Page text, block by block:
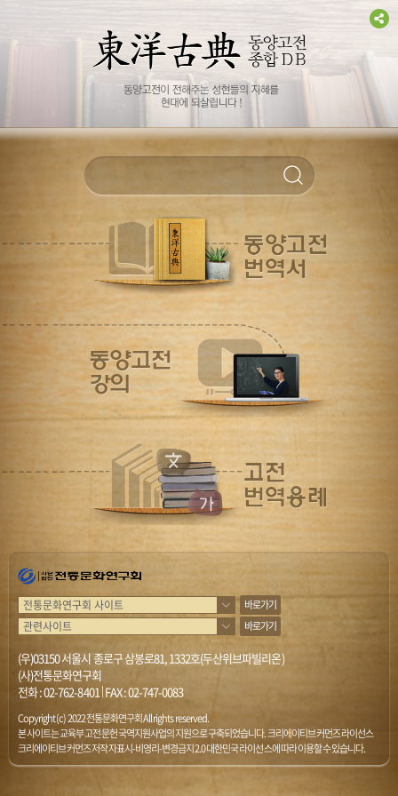
바로가기
바로가기
(우)03150 서울시 종로구 삼봉로81, 1332호(두산위브파빌리온)
(사)전통문화연구회
전화 :02-762-8401|FAX : 02-747-0083
Copyright (c) 2022 전통문화연구회 All rights reserved.
본 사이트는 교육부 고전문헌 국역지원사업의 지원으로 구축되었습니다. 크리에이티브 커먼즈 라이선스
크리에이티브 커먼즈 저작자표시-비영리-변경금지 2.0 대한민국 라이선스에 따라 이용할 수 있습니다.